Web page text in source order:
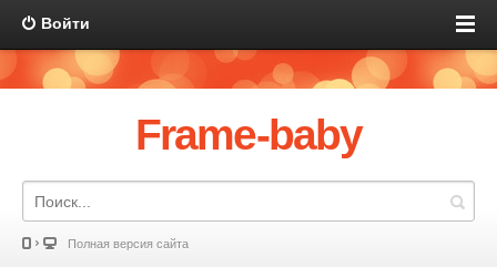
Войти
Frame-baby
Полная версия сайта